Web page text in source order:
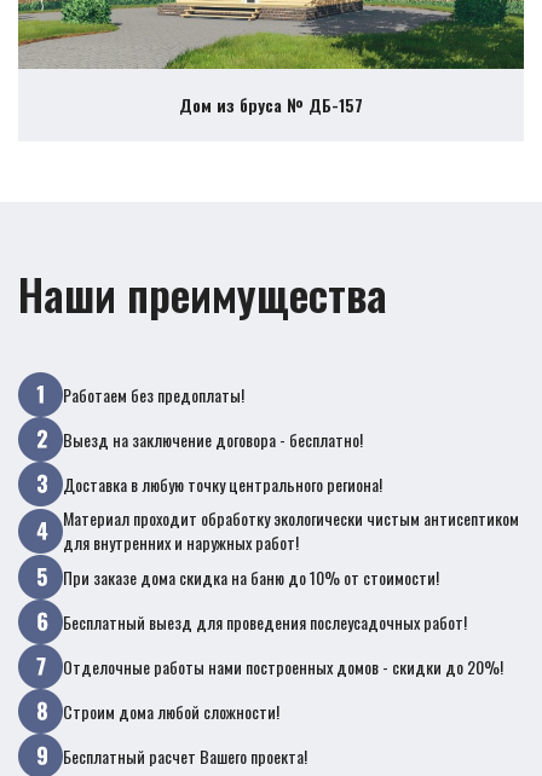
Дом из бруса № ДБ-157
Наши преимущества
Работаем без предоплаты!
Выезд на заключение договора - бесплатно!
Доставка в любую точку центрального региона!
Материал проходит обработку экологически чистым антисептиком
для внутренних и наружных работ!
При заказе дома скидка на баню до 10% от стоимости!
Бесплатный выезд для проведения послеусадочных работ!
Отделочные работы нами построенных домов - скидки до 20%!
Строим дома любой сложности!
Бесплатный расчет Вашего проекта!